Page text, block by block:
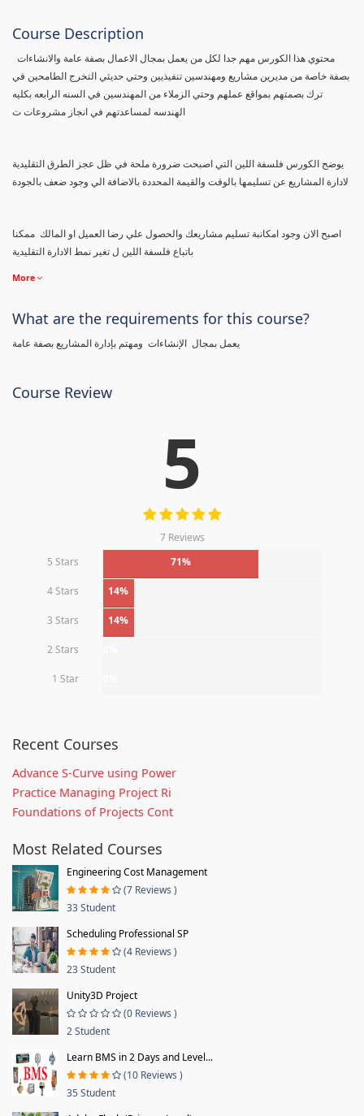
Course Description
بصفة خاصة من مديرين مشاريع ومهندسين تنفيذيين وحتي حديثي التخرج الطامحين في
ترك بصمتهم بمواقع عملهم وحتي الزملاء من المهندسين في السنه الرابعه بكليه
الهندسه لمساعدتهم في انجاز مشروعات ت
يوضح الكورس فلسفة اللين التي اصبحت ضرورة ملحة في ظل عجز الطرق التقليدية
اصبح الان وجود امكانبة تسليم مشاريعك والحصول علي رضا العميل او المالك ممكنا
More
What are the requirements for this course?
Course Review
5
7 Reviews
5 Stars
71%
4 Stars 14%
3 Stars 14%
2 Stars
1 Star
Recent Courses
Advance S-Curve using Power
Practice Managing Project Ri
Foundations of Projects Cont
Most Related Courses
Engineering Cost Management
(7 Reviews )
33 Student
Scheduling Professional SP
(4 Reviews )
23 Student
Unity3D Project
(0 Reviews )
2 Student
Learn BMS in 2 Days and Level...
(10 Reviews )
35 Student